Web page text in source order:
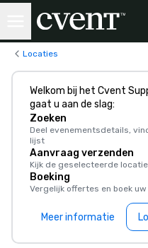
Locaties
Welkom bij het Cvent
gaat u aan de slag:
Zoeken
Deel evenementsdetails,
lijst
Aanvraag verzenden
Kijk de geselecteerde
Boeking
Vergelijk offertes en boek
Meer informatie